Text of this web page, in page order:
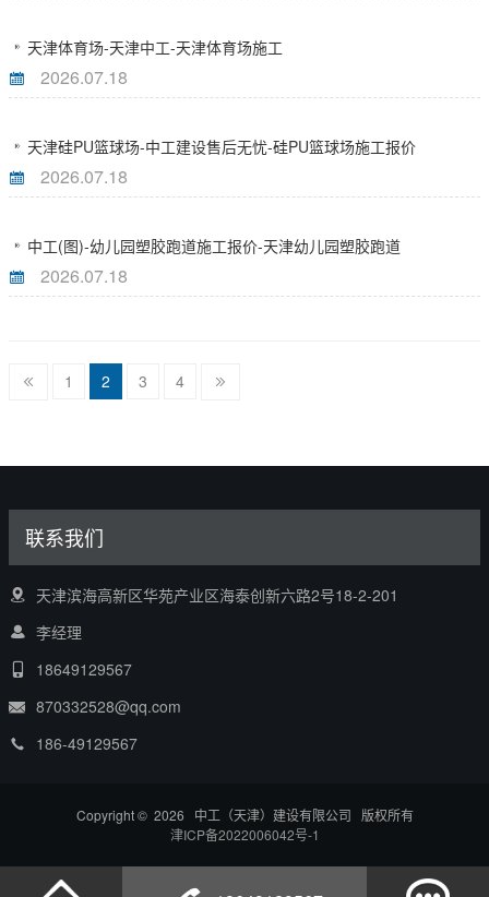
天津体育场-天津中工-天津体育场施工
2026.07.18
天津硅PU篮球场-中工建设售后无忧-硅PU篮球场施工报价
2026.07.18
中工(图)-幼儿园塑胶跑道施工报价-天津幼儿园塑胶跑道
2026.07.18
1 2 3 4
联系我们
天津滨海高新区华苑产业区海泰创新六路2号18-2-201
李经理
18649129567
870332528@qq.com
186-49129567
Copyright © 2026 中工（天津）建设有限公司 版权所有
津ICP备2022006042号-1